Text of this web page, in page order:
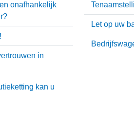
onafhankelijk
in
kan u
Let op uw